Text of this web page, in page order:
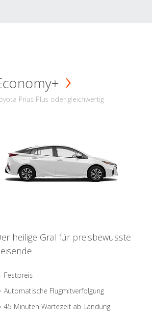
Prius Plus oder gleichwertig
heilige Gral für preisbewusste
Festpreis
Automatische Flugmitverfolgung
45 Minuten Wartezeit ab Landung